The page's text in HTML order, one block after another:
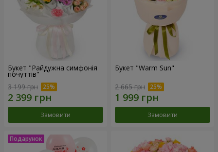
Букет "Райдужна симфонія
почуттів"
3 199 грн
Замовити
Букет "Warm Sun"
2 665 грн
Замовити